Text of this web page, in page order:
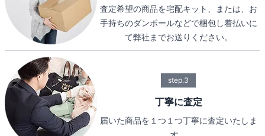
査定希望の商品を宅配キット、または、お
手持ちのダンボールなどで梱包し着払いに
て弊社までお送りください。
step.3
丁寧に査定
届いた商品を１つ１つ丁寧に査定いたしま